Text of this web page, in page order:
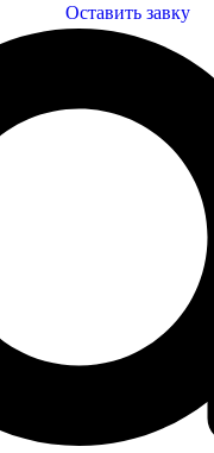
Оставить завку